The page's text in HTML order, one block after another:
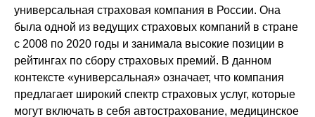
универсальная страховая компания в России. Она
была одной из ведущих страховых компаний в стране
с 2008 по 2020 годы и занимала высокие позиции в
рейтингах по сбору страховых премий. В данном
контексте «универсальная» означает, что компания
предлагает широкий спектр страховых услуг, которые
могут включать в себя автострахование, медицинское